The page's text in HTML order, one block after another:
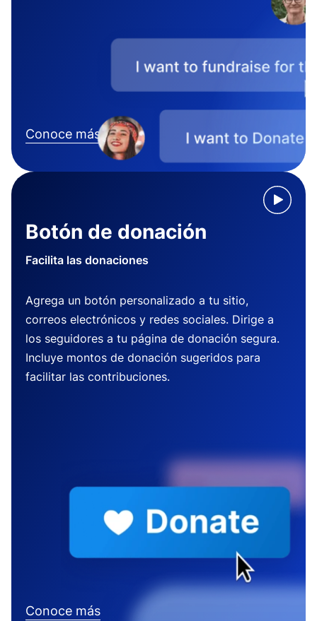
Conoce más
Botón de donación
Facilita las donaciones
Agrega un botón personalizado a tu sitio,
correos electrónicos y redes sociales. Dirige a
los seguidores a tu página de donación segura.
Incluye montos de donación sugeridos para
facilitar las contribuciones.
Conoce más